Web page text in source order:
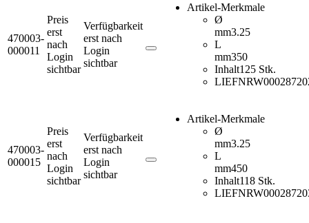
470003-
000011
Preis
erst
nach
Login
sichtbar
Verfügbarkeit
erst nach
Login
sichtbar
Artikel-Merkmale
Ø
mm3.25
L
mm350
Inhalt125 Stk.
LIEFNR
470003-
000015
Preis
erst
nach
Login
sichtbar
Verfügbarkeit
erst nach
Login
sichtbar
Artikel-Merkmale
Ø
mm3.25
L
mm450
Inhalt118 Stk.
LIEFNR